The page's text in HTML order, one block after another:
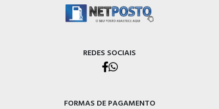
REDES SOCIAIS
FORMAS DE PAGAMENTO